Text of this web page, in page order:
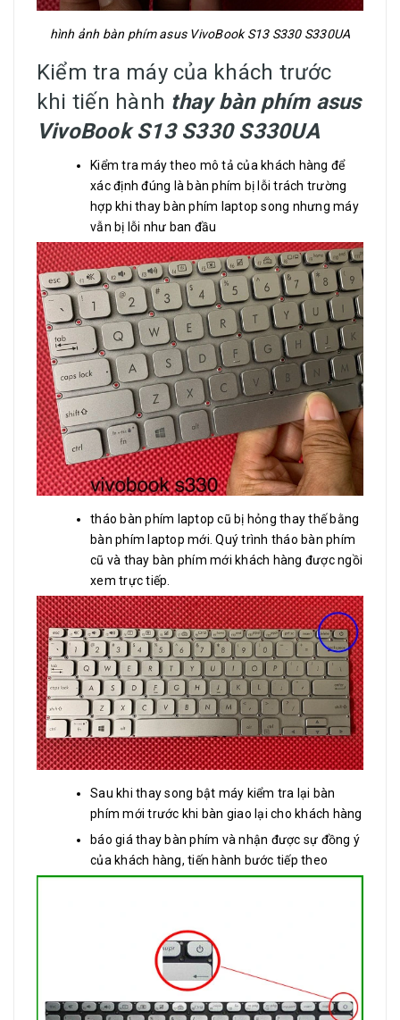
hình ảnh bàn phím asus VivoBook S13 S330 S330UA
Kiểm tra máy của khách trước
khi tiến hành thay bàn phím asus
VivoBook S13 S330 S330UA
Kiểm tra máy theo mô tả của khách hàng để
xác định đúng là bàn phím bị lỗi trách trường
hợp khi thay bàn phím laptop song nhưng máy
vẫn bị lỗi như ban đầu
tháo bàn phím laptop cũ bị hỏng thay thế bằng
bàn phím laptop mới. Quý trình tháo bàn phím
cũ và thay bàn phím mới khách hàng được ngồi
xem trực tiếp.
Sau khi thay song bật máy kiểm tra lại bàn
phím mới trước khi bàn giao lại cho khách hàng
báo giá thay bàn phím và nhận được sự đồng ý
của khách hàng, tiến hành bước tiếp theo